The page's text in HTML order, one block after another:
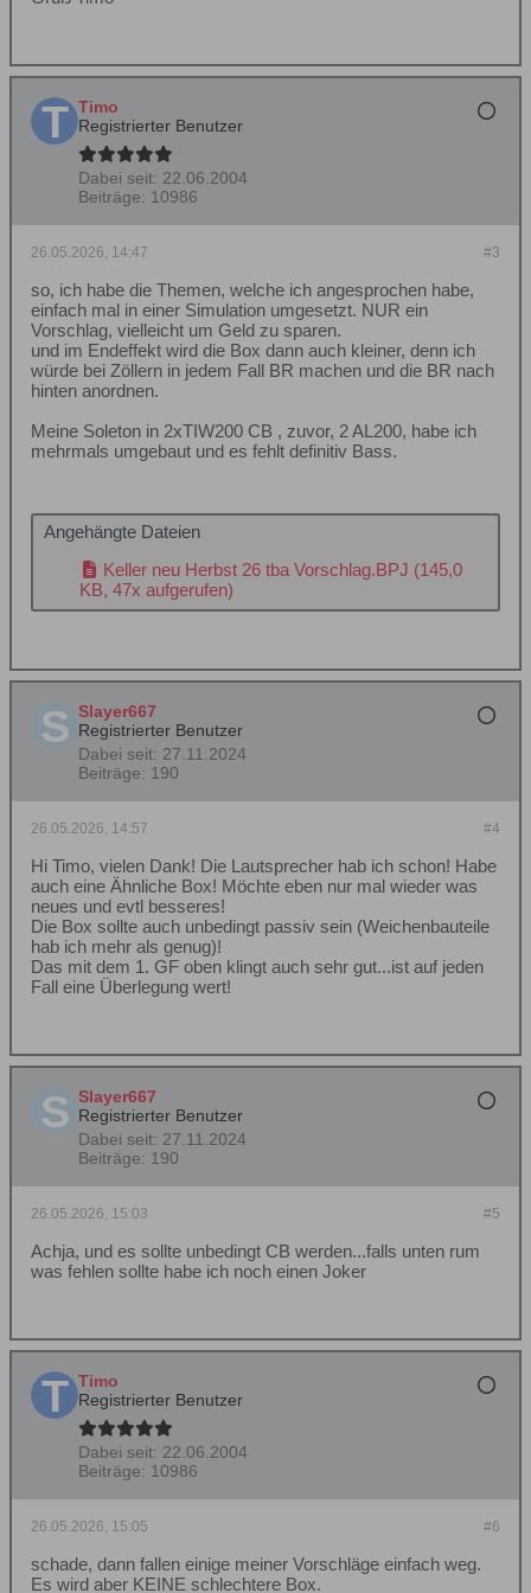
Timo
Registrierter Benutzer
Dabei seit: 22.06.2004
Beiträge: 10986
#3
26.05.2026, 14:47
so, ich habe die Themen, welche ich angesprochen habe,
einfach mal in einer Simulation umgesetzt. NUR ein
Vorschlag, vielleicht um Geld zu sparen.
und im Endeffekt wird die Box dann auch kleiner, denn ich
würde bei Zöllern in jedem Fall BR machen und die BR nach
hinten anordnen.
Meine Soleton in 2xTIW200 CB , zuvor, 2 AL200, habe ich
mehrmals umgebaut und es fehlt definitiv Bass.
Angehängte Dateien
Keller neu Herbst 26 tba Vorschlag.BPJ (145,0
KB, 47x aufgerufen)
Slayer667
Registrierter Benutzer
Dabei seit: 27.11.2024
Beiträge: 190
#4
26.05.2026, 14:57
Hi Timo, vielen Dank! Die Lautsprecher hab ich schon! Habe
auch eine Ähnliche Box! Möchte eben nur mal wieder was
neues und evtl besseres!
Die Box sollte auch unbedingt passiv sein (Weichenbauteile
hab ich mehr als genug)!
Das mit dem 1. GF oben klingt auch sehr gut...ist auf jeden
Fall eine Überlegung wert!
Slayer667
Registrierter Benutzer
Dabei seit: 27.11.2024
Beiträge: 190
#5
26.05.2026, 15:03
Achja, und es sollte unbedingt CB werden...falls unten rum
was fehlen sollte habe ich noch einen Joker
Timo
Registrierter Benutzer
Dabei seit: 22.06.2004
Beiträge: 10986
#6
26.05.2026, 15:05
schade, dann fallen einige meiner Vorschläge einfach weg.
Es wird aber KEINE schlechtere Box.